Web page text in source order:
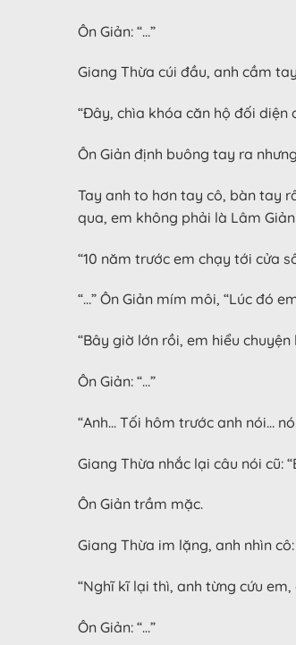
Ôn Giản: “…”
Giang Thừa cúi đầu, anh cầm
“Đây, chìa khóa căn hộ đối diện
Ôn Giản định buông tay ra
Tay anh to hơn tay cô, bàn tay
qua, em không phải là Lâm
“10 năm trước em chạy tới cửa
“…” Ôn Giản mím môi, “Lúc đó
“Bây giờ lớn rồi, em hiểu chuyện
Ôn Giản: “…”
“Anh… Tối hôm trước anh nói…
Giang Thừa nhắc lại câu nói cũ:
Ôn Giản trầm mặc.
Giang Thừa im lặng, anh nhìn
“Nghĩ kĩ lại thì, anh từng cứu
Ôn Giản: “…”